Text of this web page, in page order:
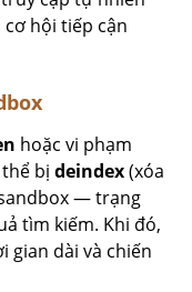
hội tiếp cận
hoặc vi phạm
thể bịdeindex(xóa
— trạng
tìm kiếm. Khi đó,
gian dài và chiến